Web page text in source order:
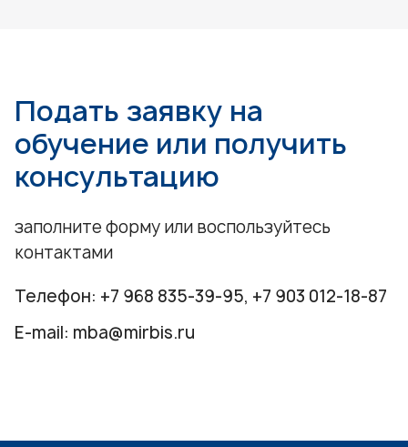
Подать заявку на
обучение или получить
консультацию
заполните форму или воспользуйтесь
контактами
Телефон: +7 968 835-39-95, +7 903 012-18-87
E-mail: mba@mirbis.ru